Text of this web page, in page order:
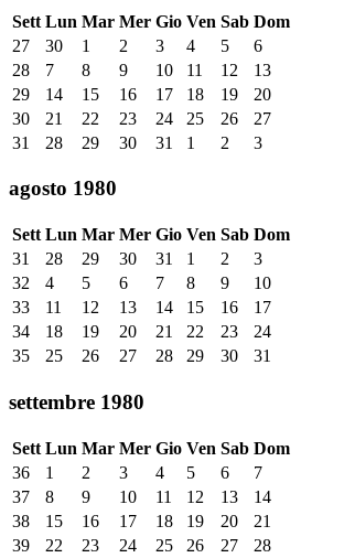
Sett Lun Mar Mer Gio Ven Sab Dom
27
30 1 2 3 4 5
6
28
7 8 9 10 11 12
13
29
14 15 16 17 18 19
20
30
21 22 23 24 25 26
27
31
28 29 30 31 1 2 3
agosto 1980
Sett Lun Mar Mer Gio Ven Sab Dom
31
28 29 30 31 1 2
3
32
4 5 6 7 8 9
10
33
11 12 13 14 15 16
17
34
18 19 20 21 22 23
24
35
25 26 27 28 29 30 31
settembre 1980
Sett Lun Mar Mer Gio Ven Sab Dom
36
1 2 3 4 5 6
7
37
8 9 10 11 12 13
14
38
15 16 17 18 19 20
21
39
22 23 24 25 26 27
28